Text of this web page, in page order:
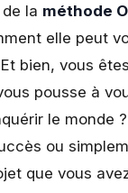
la méthode
elle peut
bien, vous
pousse à
le monde
ou
que vous